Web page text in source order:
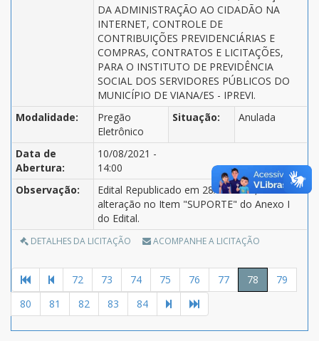
DA ADMINISTRAÇÃO AO CIDADÃO NA
INTERNET, CONTROLE DE
CONTRIBUIÇÕES PREVIDENCIÁRIAS E
COMPRAS, CONTRATOS E LICITAÇÕES,
PARA O INSTITUTO DE PREVIDÊNCIA
SOCIAL DOS SERVIDORES PÚBLICOS DO
MUNICÍPIO DE VIANA/ES - IPREVI.
Modalidade:
Pregão
Eletrônico
Situação: Anulada
Data de
Abertura:
10/08/2021 -
14:00
Observação:
Edital Republicado em 28/07/2021, com
alteração no Item "SUPORTE" do Anexo I
do Edital.
DETALHES DA LICITAÇÃO ACOMPANHE A LICITAÇÃO
72 73 74 75 76 77 78
79
80
81 82 83 84